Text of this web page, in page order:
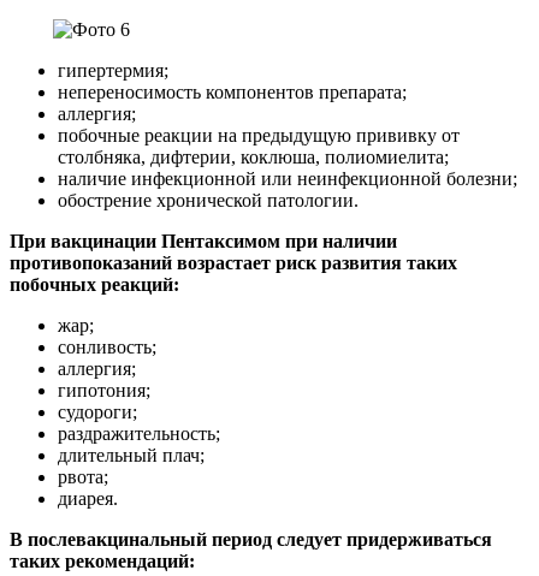
гипертермия;
непереносимость компонентов препарата;
аллергия;
побочные реакции на предыдущую прививку от
столбняка, дифтерии, коклюша, полиомиелита;
наличие инфекционной или неинфекционной болезни;
обострение хронической патологии.
При вакцинации Пентаксимом при наличии
противопоказаний возрастает риск развития таких
побочных реакций:
жар;
сонливость;
аллергия;
гипотония;
судороги;
раздражительность;
длительный плач;
рвота;
диарея.
В послевакцинальный период следует придерживаться
таких рекомендаций: